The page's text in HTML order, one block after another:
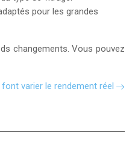
pour les grandes
changements. Vous pouvez
varier le rendement réel